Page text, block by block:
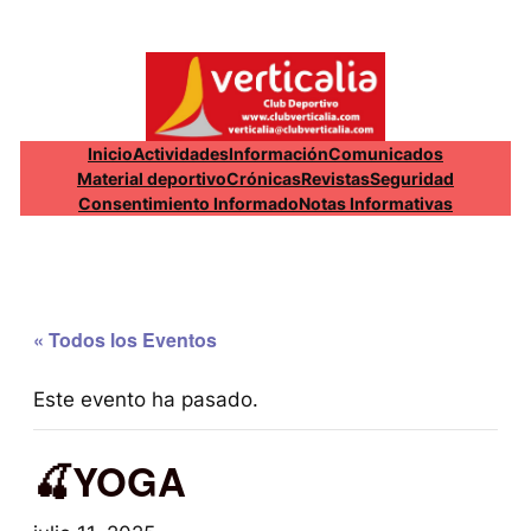
InicioActividadesInformaciónComunicados
Material deportivoCrónicasRevistasSeguridad
Consentimiento InformadoNotas Informativas
« Todos los Eventos
Este evento ha pasado.
🍒YOGA